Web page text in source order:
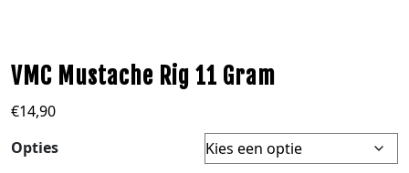
VMC Mustache Rig 11 Gram
€14,90
Opties